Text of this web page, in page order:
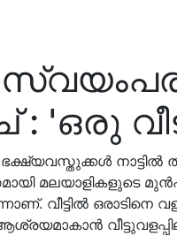
'ഒരു
നാട്ടിൽ
മലയാളികളുടെ
വീട്ടിൽ ഒരാടിനെ